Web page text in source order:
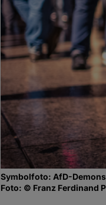
Symbolfoto: AfD-
Foto: © Franz Ferdinand